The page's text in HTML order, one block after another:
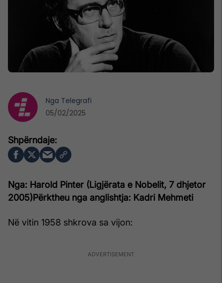
Nga: Harold Pinter (Ligjërata e Nobelit, 7 dhjetor
2005)Përktheu nga anglishtja: Kadri Mehmeti
Në vitin 1958 shkrova sa vijon:
Nga Telegrafi
05/02/2025